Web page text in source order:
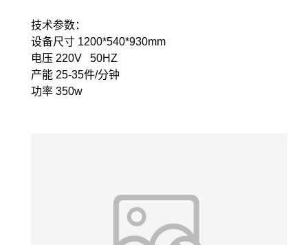
技术参数：
设备尺寸 1200*540*930mm
电压 220V 50HZ
产能 25-35件/分钟
功率 350w